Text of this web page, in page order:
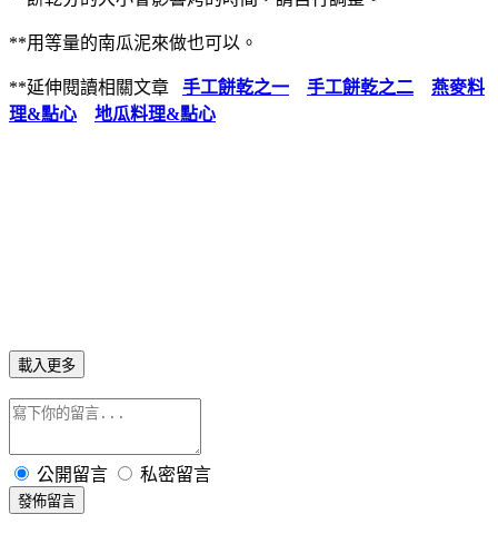
**用等量的南瓜泥來做也可以。
**延伸閱讀相關文章 手工餅乾之一 手工餅乾之二
燕麥料
理&點心
地瓜料理&點心
載入更多
公開留言 私密留言
發佈留言